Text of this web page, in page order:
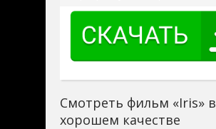
Смотреть фильм «Iris» в
хорошем качестве